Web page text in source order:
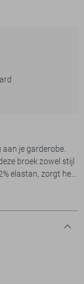
je garderobe.
broek zowel stijl
elastan, zorgt het
De
stijlen.
de ademende en
gemakkelijk
de casual maar
om